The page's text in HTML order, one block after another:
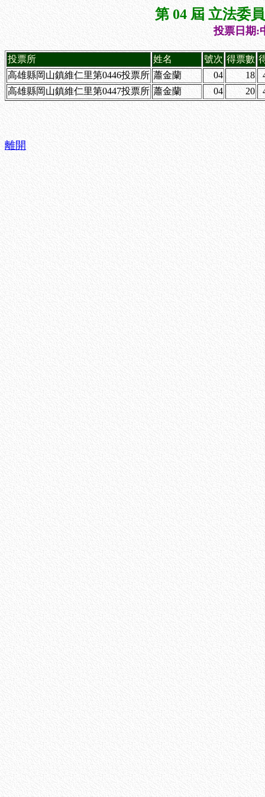
第 04 屆 立法委
投票日期:
投票所 姓名 號次 得票數
高雄縣岡山鎮維仁里第0446投票所 蕭金蘭 04 18
高雄縣岡山鎮維仁里第0447投票所 蕭金蘭 04 20
離開